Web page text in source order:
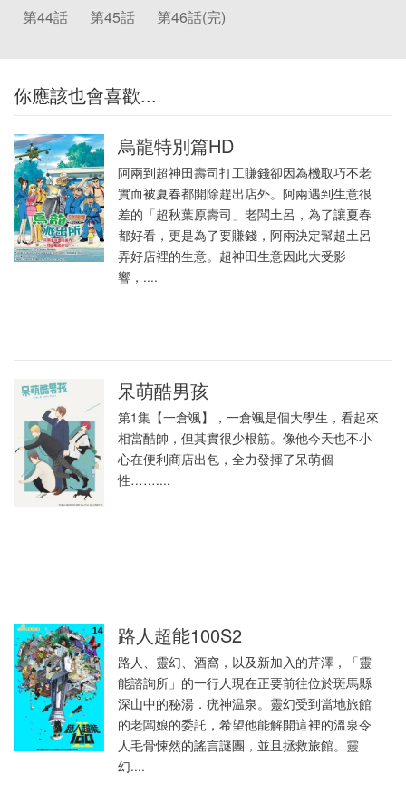
第44話
第45話 第46話(完)
你應該也會喜歡...
烏龍特別篇HD
阿兩到超神田壽司打工賺錢卻因為機取巧不老
實而被夏春都開除趕出店外。阿兩遇到生意很
差的「超秋葉原壽司」老闆土呂，為了讓夏春
都好看，更是為了要賺錢，阿兩決定幫超土呂
弄好店裡的生意。超神田生意因此大受影
響，....
呆萌酷男孩
第1集【一倉颯】，一倉颯是個大學生，看起來
相當酷帥，但其實很少根筋。像他今天也不小
心在便利商店出包，全力發揮了呆萌個
性……....
路人超能100S2
路人、靈幻、酒窩，以及新加入的芹澤，「靈
能諮詢所」的一行人現在正要前往位於斑馬縣
深山中的秘湯．疣神温泉。靈幻受到當地旅館
的老闆娘的委託，希望他能解開這裡的溫泉令
人毛骨悚然的謠言謎團，並且拯救旅館。靈
幻....